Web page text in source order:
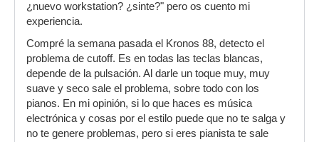
¿nuevo workstation? ¿sinte?" pero os cuento mi
experiencia.
Compré la semana pasada el Kronos 88, detecto el
problema de cutoff. Es en todas las teclas blancas,
depende de la pulsación. Al darle un toque muy, muy
suave y seco sale el problema, sobre todo con los
pianos. En mi opinión, si lo que haces es música
electrónica y cosas por el estilo puede que no te salga y
no te genere problemas, pero si eres pianista te sale